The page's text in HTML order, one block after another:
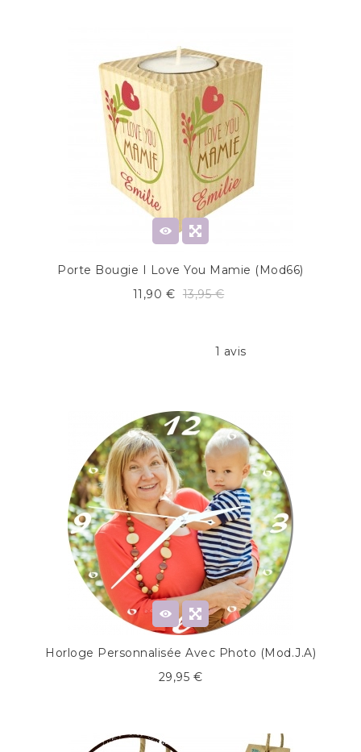
Porte Bougie I Love You Mamie (mod66)
11,90 € 13,95 €
1 avis
Horloge Personnalisée Avec Photo (mod.J.A)
29,95 €